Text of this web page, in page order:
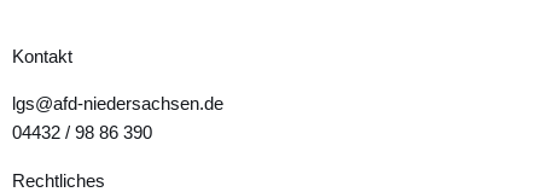
Kontakt
lgs@afd-niedersachsen.de
04432 / 98 86 390
Rechtliches